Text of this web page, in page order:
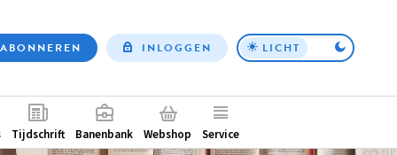
Top
ABONNEREN INLOGGEN LICHT
Tijdschrift Banenbank Webshop Service